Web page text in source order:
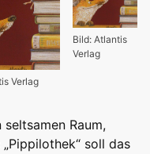
Bild: Atlantis
Verlag
Verlag
Raum,
soll das